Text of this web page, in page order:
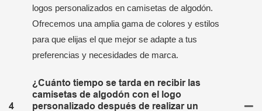
logos personalizados en camisetas de algodón.
Ofrecemos una amplia gama de colores y estilos
para que elijas el que mejor se adapte a tus
preferencias y necesidades de marca.
4
¿Cuánto tiempo se tarda en recibir las
camisetas de algodón con el logo
personalizado después de realizar un